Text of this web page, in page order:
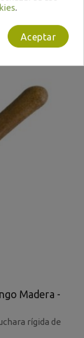
Madera -
rígida de
.
Aceptar